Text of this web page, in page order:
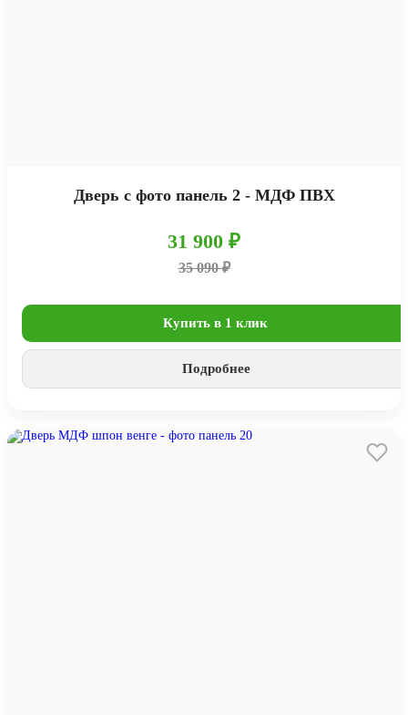
Дверь с фото панель 2 - МДФ ПВХ
31 900 ₽
35 090 ₽
Купить в 1 клик
Подробнее